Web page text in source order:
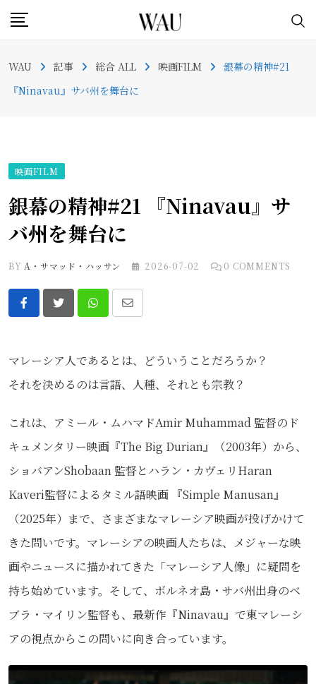
Skip
content
WAU 記事 総合 ALL 映画FILM
銀幕の精神#21
『Ninavau』サバ州を舞台に
映画FILM
銀幕の精神#21 『Ninavau』サ
バ州を舞台に
BY A・サマッド・ハッサン 2026-07-02 0 COMMENTS
Whatsapp
Share
Email
マレーシア人であるとは、どういうことだろうか？
それを決めるのは言語、人種、それとも宗教？
これは、アミール・ムハマドAmir Muhammad 監督のド
キュメンタリー映画『The Big Durian』（2003年）から、
ショバアンShobaan 監督とハラン・カヴェリHaran
Kaveri監督によるタミル語映画 『Simple Manusan』
（2025年）まで、さまざまなマレーシア映画が投げかけて
きた問いです。マレーシアの映画人たちは、メジャーな映
画やニュースに描かれてきた「マレーシア人像」に疑問を
持ち始めています。そして、ボルネオ島・サバ州出身のベ
ブラ・マイリン監督も、最新作『Ninavau』で東マレーシ
アの視点からこの問いに向き合っています。